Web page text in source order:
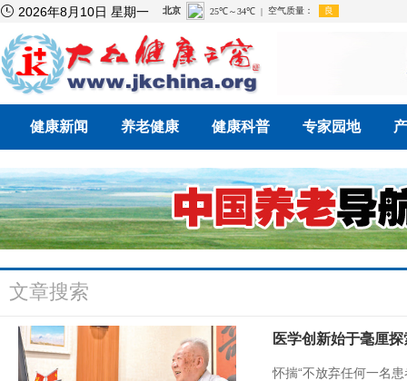
 2026年8月10日 星期一
健康新闻 养老健康 健康科普 专家园地
文章搜索
医学创新始于毫厘探
怀揣“不放弃任何一名